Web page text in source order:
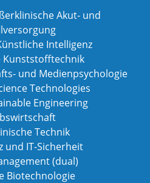
Akut- und
Intelligenz
Kunststofftechnik
und Medienpsychologie
Technologies
Engineering
Technik
und IT-Sicherheit
(dual)
Biotechnologie